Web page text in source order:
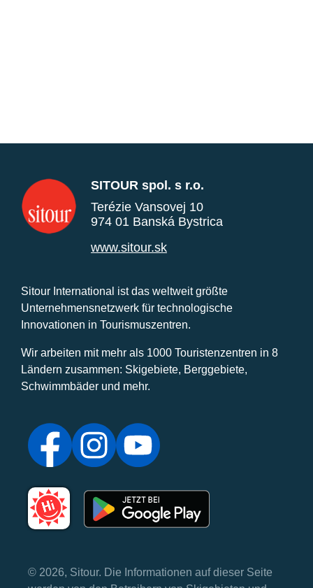
SITOUR spol. s r.o.
Terézie Vansovej 10
974 01 Banská Bystrica
www.sitour.sk
Sitour International ist das weltweit größte
Unternehmensnetzwerk für technologische
Innovationen in Tourismuszentren.
Wir arbeiten mit mehr als 1000 Touristenzentren in 8
Ländern zusammen: Skigebiete, Berggebiete,
Schwimmbäder und mehr.
© 2026, Sitour. Die Informationen auf dieser Seite